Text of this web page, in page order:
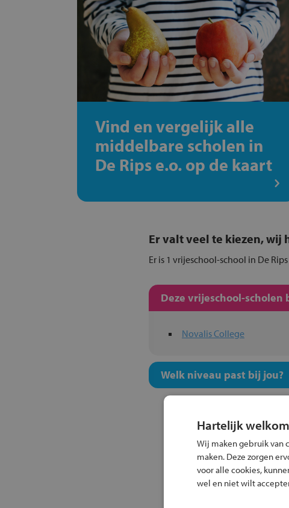
Vind en vergelijk alle
middelbare scholen in
De Rips e.o. op de kaart
Er valt veel te kiezen, wij
Er is 1 vrijeschool-school in De
Deze vrijeschool-
Novalis College
Welk niveau past bij jou?
Hartelijk
Wij maken gebruik van
maken. Deze zorgen
voor alle cookies,
wel en niet wilt